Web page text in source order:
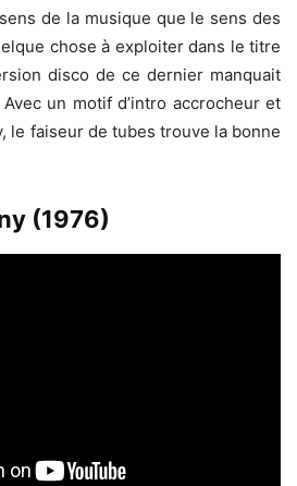
de la musique que le sens des
chose à exploiter dans le titre
disco de ce dernier manquait
un motif d’intro accrocheur et
le faiseur de tubes trouve la bonne
(1976)